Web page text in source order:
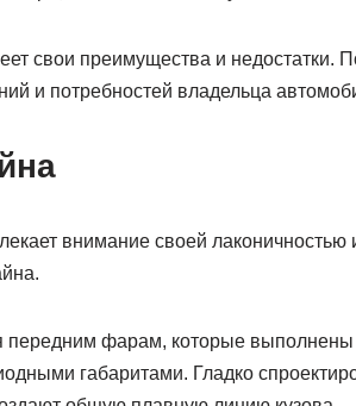
свои преимущества и недостатки.
и потребностей владельца
внимание своей
передним фарам, которые
габаритами. Гладко